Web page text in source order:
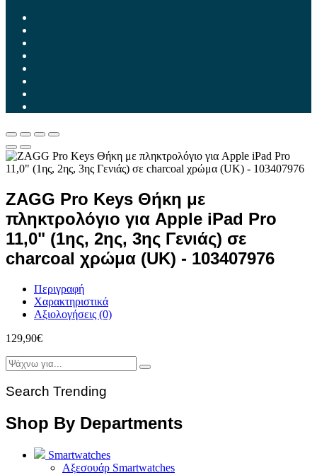
ZAGG Pro Keys Θήκη με
πληκτρολόγιο για Apple iPad Pro
11,0" (1ης, 2ης, 3ης Γενιάς) σε
charcoal χρώμα (UK) - 103407976
Περιγραφή
Χαρακτηριστικά
Αξιολογήσεις (0)
129,90€
Search Trending
Shop By Departments
Smartwatches
Αξεσουάρ Smartwatches